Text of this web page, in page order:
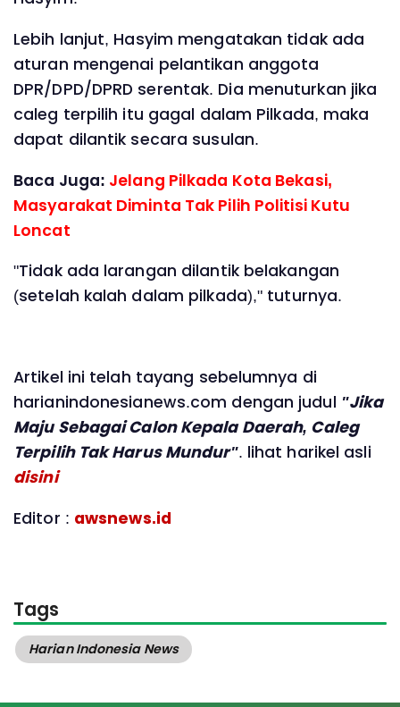
Lebih lanjut, Hasyim mengatakan tidak ada
aturan mengenai pelantikan anggota
DPR/DPD/DPRD serentak. Dia menuturkan jika
caleg terpilih itu gagal dalam Pilkada, maka
dapat dilantik secara susulan.
Baca Juga: Jelang Pilkada Kota Bekasi,
Masyarakat Diminta Tak Pilih Politisi Kutu
Loncat
"Tidak ada larangan dilantik belakangan
(setelah kalah dalam pilkada)," tuturnya.
Artikel ini telah tayang sebelumnya di
harianindonesianews.com dengan judul "Jika
Maju Sebagai Calon Kepala Daerah, Caleg
Terpilih Tak Harus Mundur". lihat harikel asli
disini
Editor : awsnews.id
Tags
Harian Indonesia News